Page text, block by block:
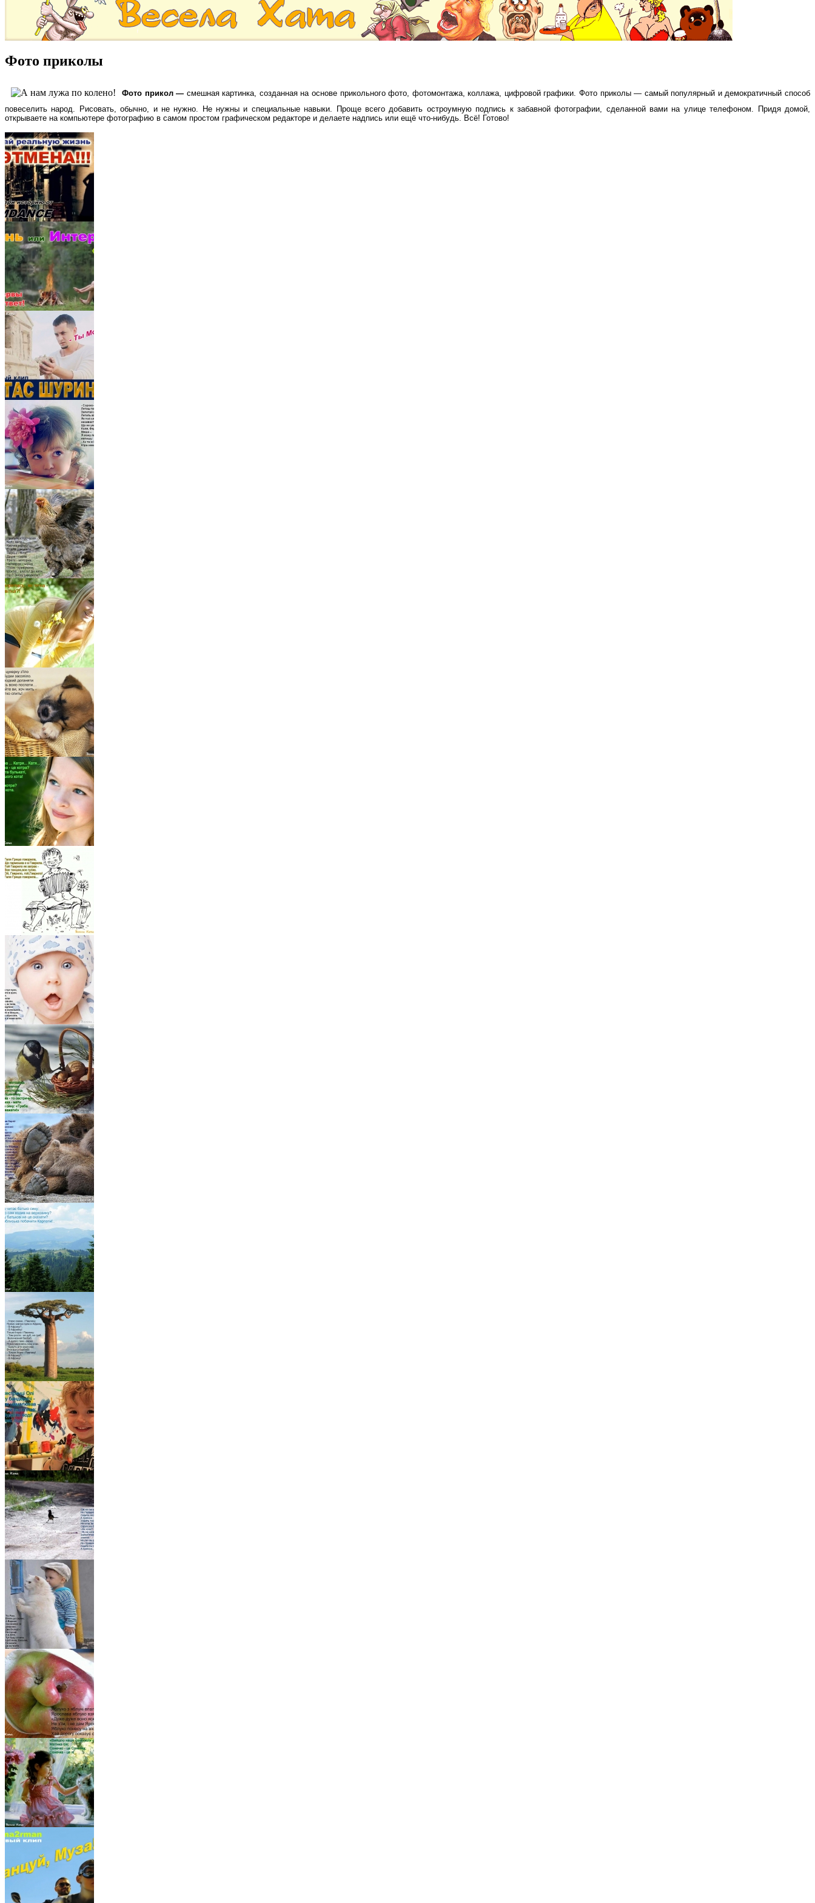
Фото приколы
Фото прикол — смешная картинка, созданная на основе прикольного фото, фотомонтажа, коллажа, цифровой графики.Фото приколы — самый популярный и демократичный способ
повеселить народ.
Рисовать, обычно, и не нужно. Не нужны и специальные навыки.
Проще всего добавить остроумную подпись к забавной фотографии, сделанной вами на улице телефоном. Придя домой,
открываете на компьютере фотографию в самом простом графическом редакторе и делаете надпись или ещё что-нибудь. Всё! Готово!